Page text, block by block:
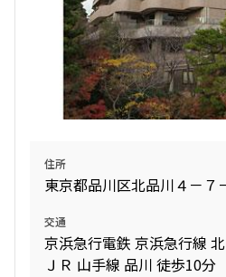
住所
東京都品川区北品川４－７
交通
京浜急行電鉄 京浜急行線
ＪＲ 山手線 品川 徒歩10分